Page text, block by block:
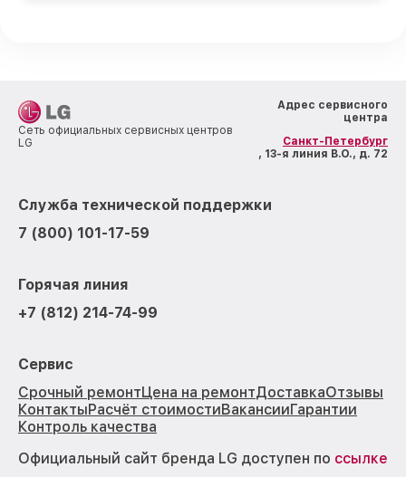
Сеть официальных сервисных центров
LG
Адрес сервисного
центра
Санкт-Петербург
, 13-я линия В.О., д. 72
Служба технической поддержки
7 (800) 101-17-59
Горячая линия
+7 (812) 214-74-99
Сервис
Срочный ремонтЦена на ремонтДоставкаОтзывы
КонтактыРасчёт стоимостиВакансииГарантии
Контроль качества
Официальный сайт бренда LG доступен по ссылке